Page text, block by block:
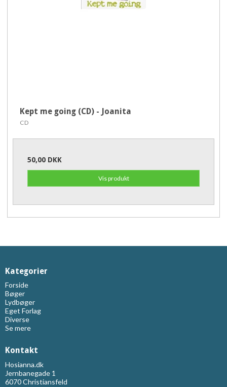
Kept me going (CD) - Joanita
CD
50,00 DKK
Vis produkt
Kategorier
Forside
Bøger
Lydbøger
Eget Forlag
Diverse
Se mere
Kontakt
Hosianna.dk
Jernbanegade 1
6070 Christiansfeld